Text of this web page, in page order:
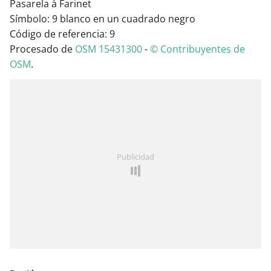
Pasarela à Farinet
Símbolo: 9 blanco en un cuadrado negro
Código de referencia: 9
Procesado de OSM 15431300-© Contribuyentes de
OSM.
Publicidad